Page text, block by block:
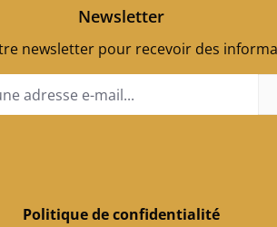
Newsletter
newsletter pour recevoir des
Politique de confidentialité